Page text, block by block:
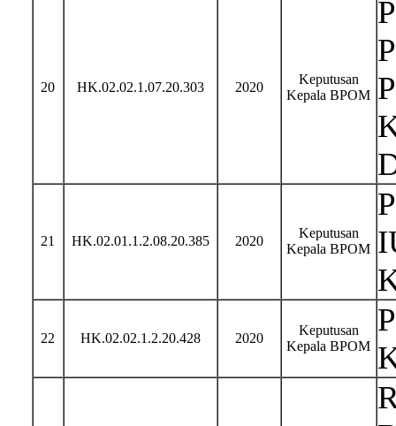
20 HK.02.02.1.07.20.303 2020
Keputusan
Kepala BPOM
21 HK.02.01.1.2.08.20.385 2020
Keputusan
Kepala BPOM
22 HK.02.02.1.2.20.428 2020
Keputusan
Kepala BPOM